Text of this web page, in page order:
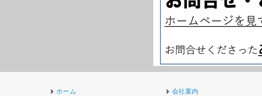
ホーム
会社案内